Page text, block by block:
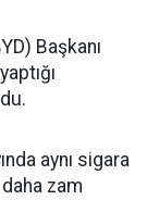
Başkanı
aynı sigara
zam